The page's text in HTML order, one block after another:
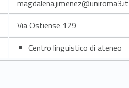
magdalena.jimenez@uniroma3.it
Via Ostiense 129
Centro linguistico di ateneo